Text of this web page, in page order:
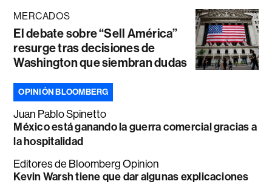
MERCADOS
El debate sobre “Sell América”
resurge tras decisiones de
Washington que siembran dudas
OPINIÓN BLOOMBERG
Juan Pablo Spinetto
México está ganando la guerra comercial gracias a
la hospitalidad
Editores de Bloomberg Opinion
Kevin Warsh tiene que dar algunas explicaciones